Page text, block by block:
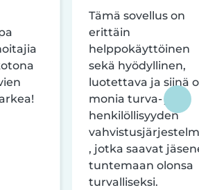
Tämä sovellus on
erittäin
helppokäyttöinen
sekä hyödyllinen,
luotettava ja siinä
monia turva- ja
henkilöllisyyden
, jotka saavat
tuntemaan olonsa
turvalliseksi.